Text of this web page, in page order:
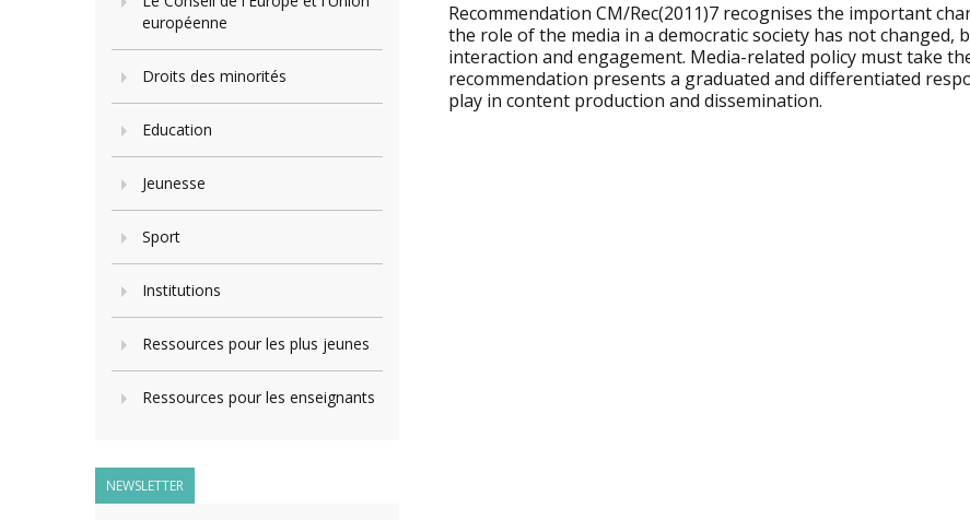
européenne
Droits des minorités
Education
Jeunesse
Sport
Institutions
Ressources pour les plus jeunes
Ressources pour les enseignants
NEWSLETTER
Recommendation CM/Rec(2011)7 recognises the important
the role of the media in a democratic society has not
interaction and engagement. Media-related policy must take
recommendation presents a graduated and differentiated
play in content production and dissemination.